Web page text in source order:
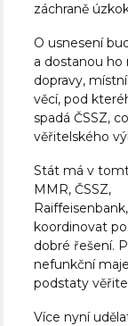
záchraně
O usnesení
a dostanou ho
dopravy,
věcí, pod
spadá ČSSZ,
věřitelského
Stát má v
MMR, ČSSZ,
koordinovat
dobré řešení.
nefunkční
podstaty
Více nyní